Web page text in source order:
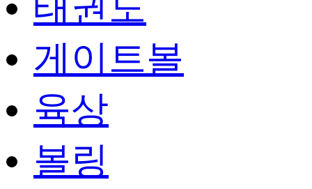
게이트볼
육상
볼링